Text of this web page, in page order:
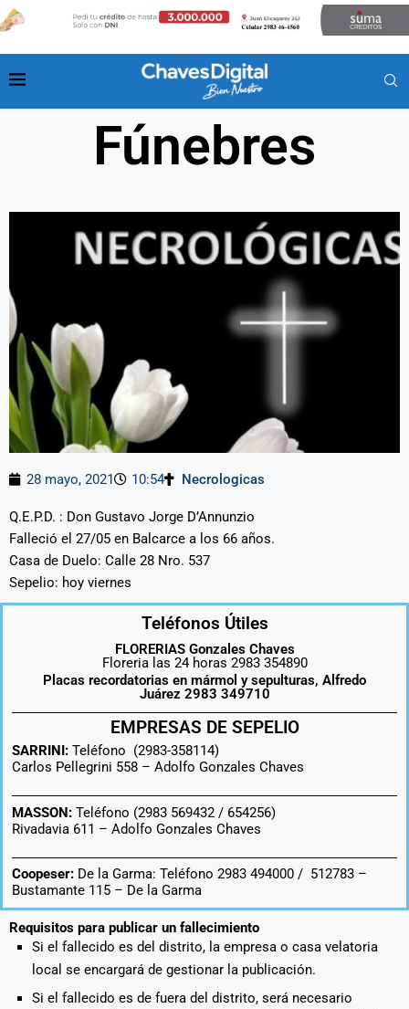
Fúnebres
28 mayo, 2021 10:54 Necrologicas
Q.E.P.D. : Don Gustavo Jorge D’Annunzio
Falleció el 27/05 en Balcarce a los 66 años.
Casa de Duelo: Calle 28 Nro. 537
Sepelio: hoy viernes
Teléfonos Útiles
FLORERIAS Gonzales Chaves
Floreria las 24 horas 2983 354890
Placas recordatorias en mármol y sepulturas, Alfredo
Juárez 2983 349710
EMPRESAS DE SEPELIO
SARRINI: Teléfono (2983-358114)
Carlos Pellegrini 558 – Adolfo Gonzales Chaves
MASSON: Teléfono (2983 569432 / 654256)
Rivadavia 611 – Adolfo Gonzales Chaves
Coopeser: De la Garma: Teléfono 2983 494000 / 512783 –
Bustamante 115 – De la Garma
Requisitos para publicar un fallecimiento
Si el fallecido es del distrito, la empresa o casa velatoria
local se encargará de gestionar la publicación.
Si el fallecido es de fuera del distrito, será necesario